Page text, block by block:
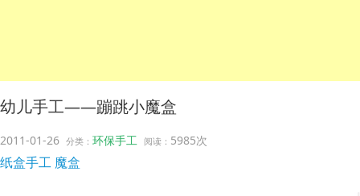
幼儿手工——蹦跳小魔盒
2011-01-26 分类： 环保手工 阅读： 5985次
纸盒手工 魔盒